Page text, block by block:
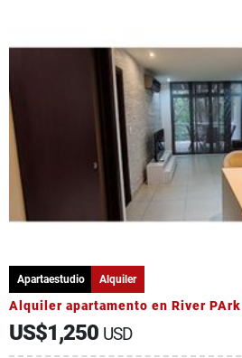
Apartaestudio Alquiler
Alquiler apartamento en River PArk
US$1,250 USD